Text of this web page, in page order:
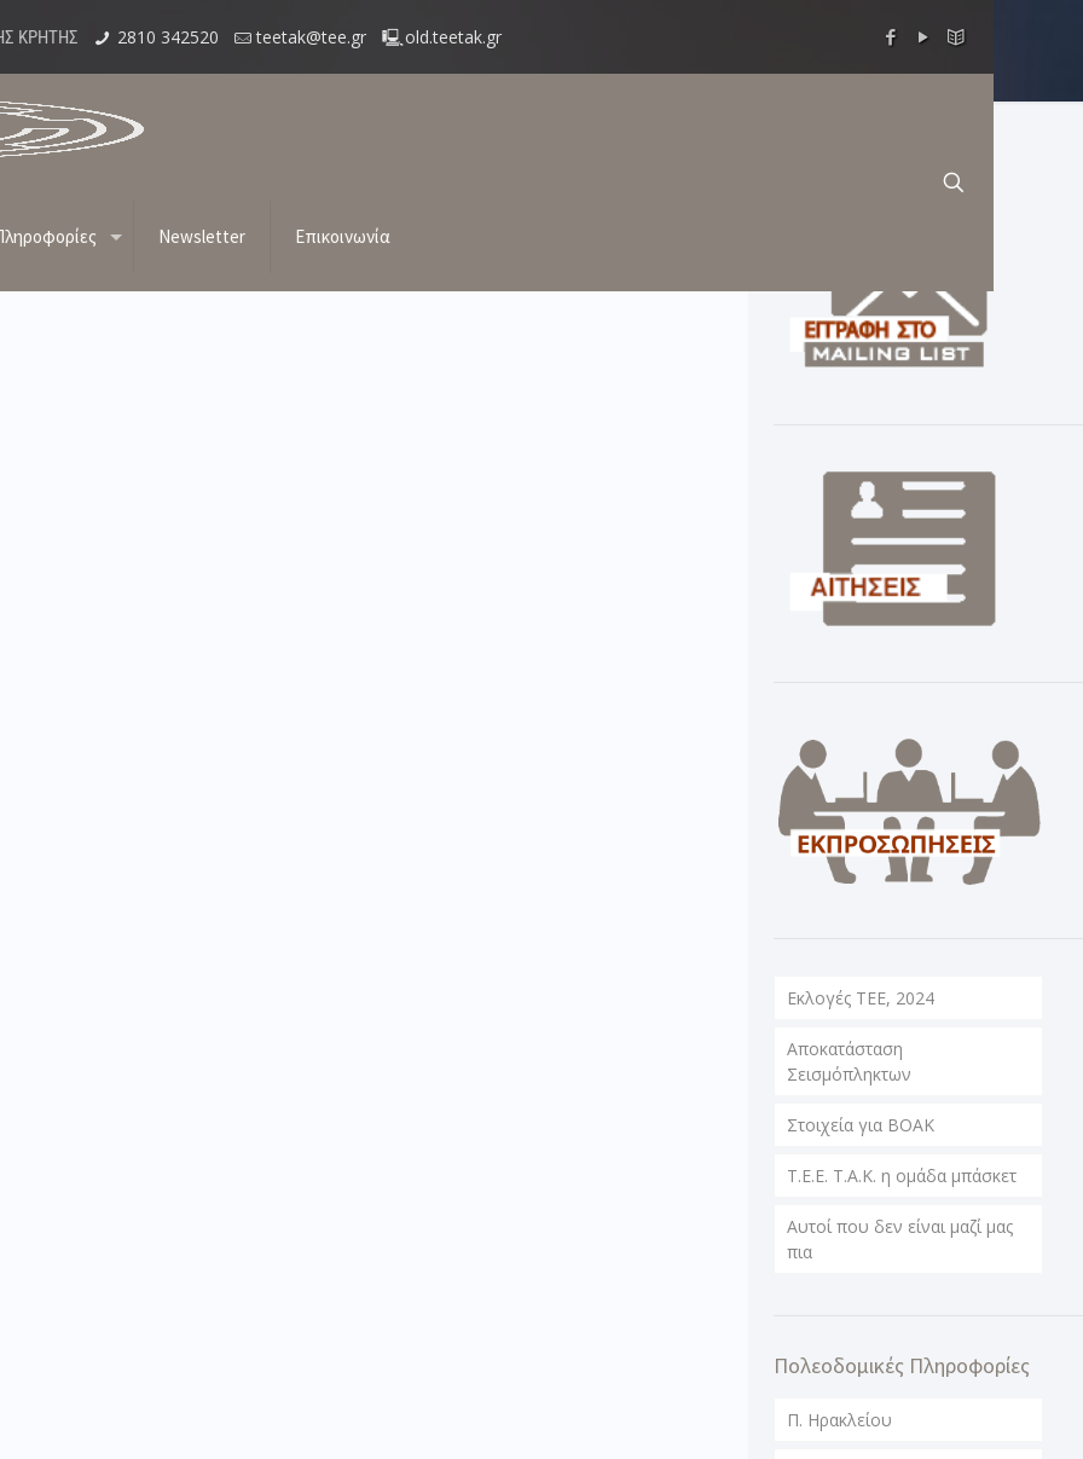
ΚΡΗΤΗΣ 2810 342520 teetak@tee.gr old.teetak.gr
Newsletter Επικοινωνία
ΕΠΙΘΕΩΡΗΣΕΙΣ
Εκλογές ΤΕΕ, 2024
Αποκατάσταση
Σεισμόπληκτων
Στοιχεία για ΒΟΑΚ
T.E.E. T.A.K. η ομάδα μπάσκετ
Αυτοί που δεν είναι μαζί μας
πια
Πολεοδομικές Πληροφορίες
Π. Ηρακλείου